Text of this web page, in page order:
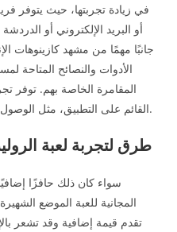
في زيادة تجربتها، حيث يتوفر
أو البريد الإلكتروني أو
جانبًا مهمًا من مشهد كازينوهات
الأدوات والنصائح المتاحة
المقامرة الخاصة بهم. توفر
القائم على التطبيق، مثل الوصول الفوري وتحسينات الألعاب المحتملة.
طرق لتجربة لعبة
المجانية للعبة الموضع
تقدم قيمة إضافية وقد تشعر